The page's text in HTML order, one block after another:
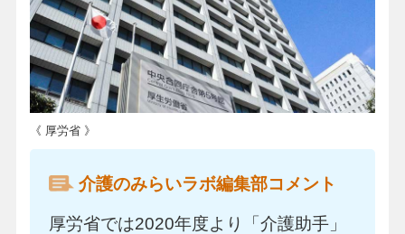
《 厚労省 》
介護のみらいラボ編集部コメント
厚労省では2020年度より「介護助手」